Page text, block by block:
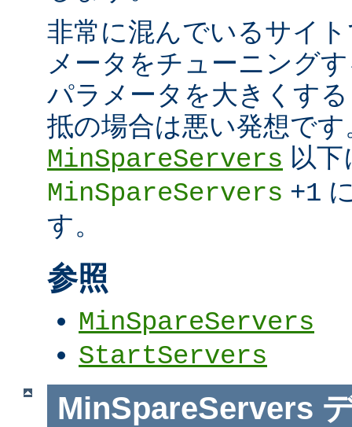
非常に混んでいるサイ
メータをチューニング
パラメータを大きくす
抵の場合は悪い発想です
MinSpareServers 以
MinSpareServers +1
す。
参照
MinSpareServers
StartServers
MinSpareServers